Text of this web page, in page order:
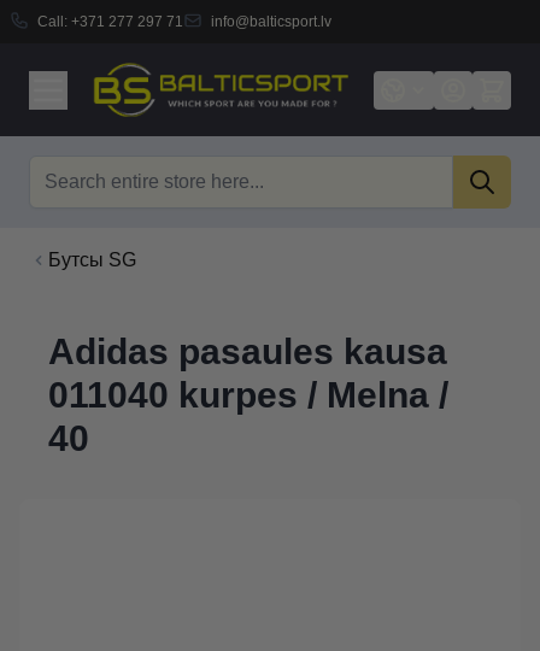
Call: +371 277 297 71 info@balticsport.lv
Бутсы SG
Adidas pasaules kausa
011040 kurpes / Melna /
40